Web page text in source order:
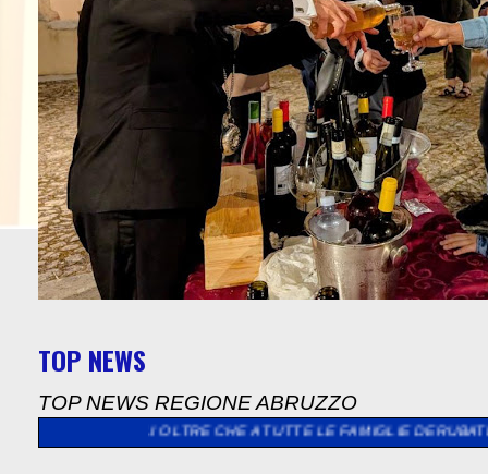
TOP NEWS
TOP NEWS REGIONE ABRUZZO
CHE A TUTTE LE FAMIGLIE DERUBATE E LANCIA LA